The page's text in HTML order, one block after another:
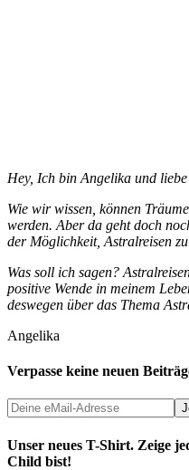
Hey, Ich bin Angelika und
Wie wir wissen, können
werden. Aber da geht doch
der Möglichkeit, Astralreisen
Was soll ich sagen?
positive Wende in meinem
deswegen über das Thema
Angelika
Verpasse keine neuen
Unser neues T-Shirt. Zeige
Child bist!